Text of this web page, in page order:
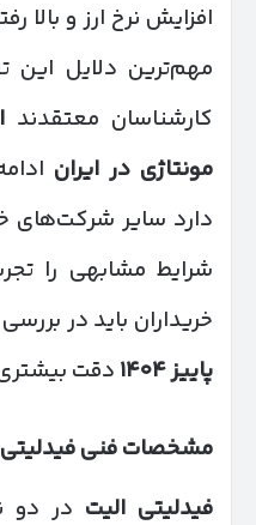
افزایش نرخ ارز و بالا
مهم‌ترین دلایل این
کارشناسان معتقدند
مونتاژی در ایران
دارد سایر شرکت‌های
شرایط مشابهی را
خریداران باید در بررسی
پاییز۱۴۰۴ دقت
مشخصات فنی فیدلیتی
فیدلیتی الیت